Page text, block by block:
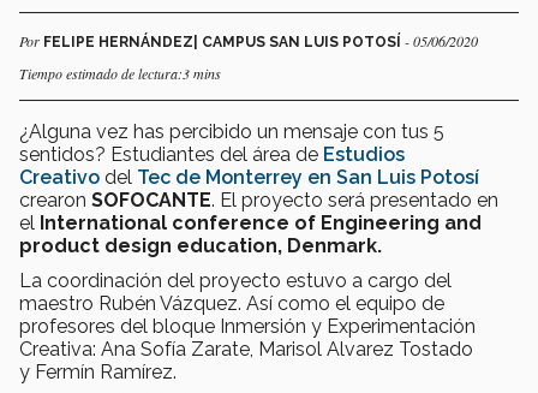
Por FELIPE HERNÁNDEZ| CAMPUS SAN LUIS POTOSÍ - 05/06/2020
Tiempo estimado de lectura:3 mins
¿Alguna vez has percibido un mensaje con tus 5
sentidos? Estudiantes del área de Estudios
Creativo del Tec de Monterrey en San Luis Potosí
crearon SOFOCANTE. El proyecto será presentado en
el International conference of Engineering and
product design education, Denmark.
La coordinación del proyecto estuvo a cargo del
maestro Rubén Vázquez. Así como el equipo de
profesores del bloque Inmersión y Experimentación
Creativa: Ana Sofía Zarate, Marisol Alvarez Tostado
y Fermín Ramírez.